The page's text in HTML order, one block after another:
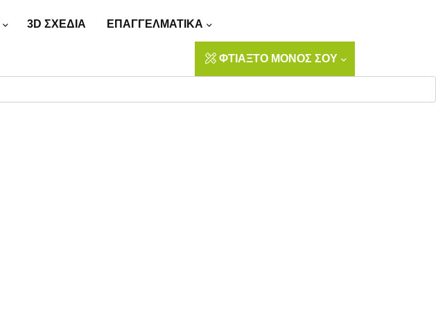
3D ΣΧΕΔΙΑ ΕΠΑΓΓΕΛΜΑΤΙΚΑ
ΦΤΙΑΞΤΟ ΜΟΝΟΣ ΣΟΥ